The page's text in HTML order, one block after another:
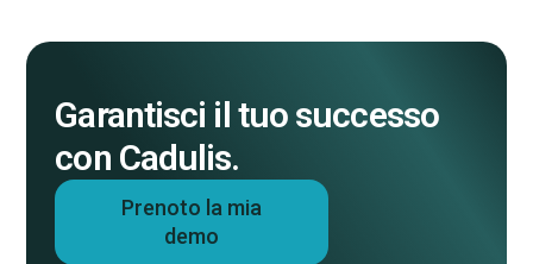
Garantisci il tuo successo
con Cadulis.
Prenoto la mia
demo